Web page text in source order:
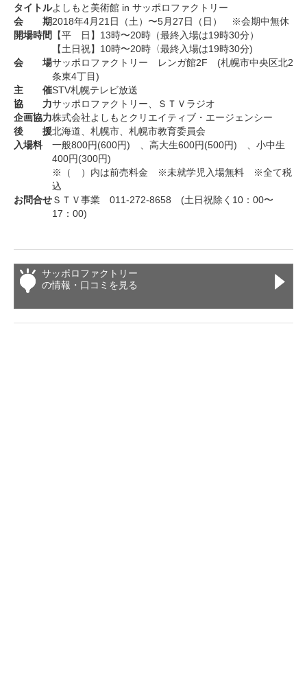
タイトルよしもと美術館 in サッポロファクトリー
会 期2018年4月21日（土）〜5月27日（日） ※会期中無休
開場時間
【平 日】13時〜20時（最終入場は19時30分）
【土日祝】10時〜20時〈最終入場は19時30分)
会 場サッポロファクトリー レンガ館2F (札幌市中央区北2
条東4丁目)
主 催STV札幌テレビ放送
協 力サッポロファクトリー、ＳＴＶラジオ
企画協力株式会社よしもとクリエイティブ・エージェンシー
後 援北海道、札幌市、札幌市教育委員会
入場料
一般800円(600円) 、高大生600円(500円) 、小中生
400円(300円)
※（ ）内は前売料金 ※未就学児入場無料 ※全て税
込
お問合せＳＴＶ事業 011-272-8658 (土日祝除く10：00〜
17：00)
サッポロファクトリー
の情報・口コミを見る